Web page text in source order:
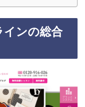
インの総合